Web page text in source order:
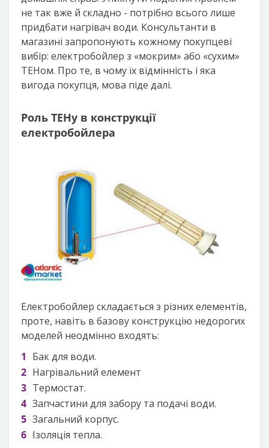
не так вже й складно - потрібно всього лише
придбати нагрівач води. Консультанти в
магазині запропонують кожному покупцеві
вибір: електробойлер з «мокрим» або «сухим»
ТЕНом. Про те, в чому їх відмінність і яка
вигода покупця, мова піде далі.
Роль ТЕНу в конструкції
електробойлера
Електробойлер складається з різних елементів,
проте, навіть в базову конструкцію недорогих
моделей неодмінно входять:
Бак для води.
Нагрівальний елемент
Термостат.
Запчастини для забору та подачі води.
Загальний корпус.
Ізоляція тепла.